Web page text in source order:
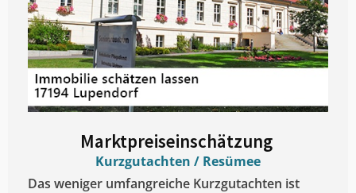
Marktpreiseinschätzung ​
Kurzgutachten / Resümee
Das weniger umfangreiche Kurzgutachten ist